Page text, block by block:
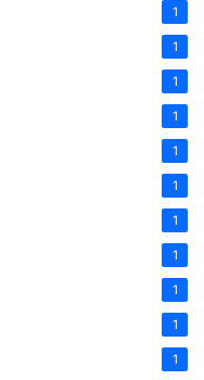
1
1
1
1
1
1
1
1
1
1
1